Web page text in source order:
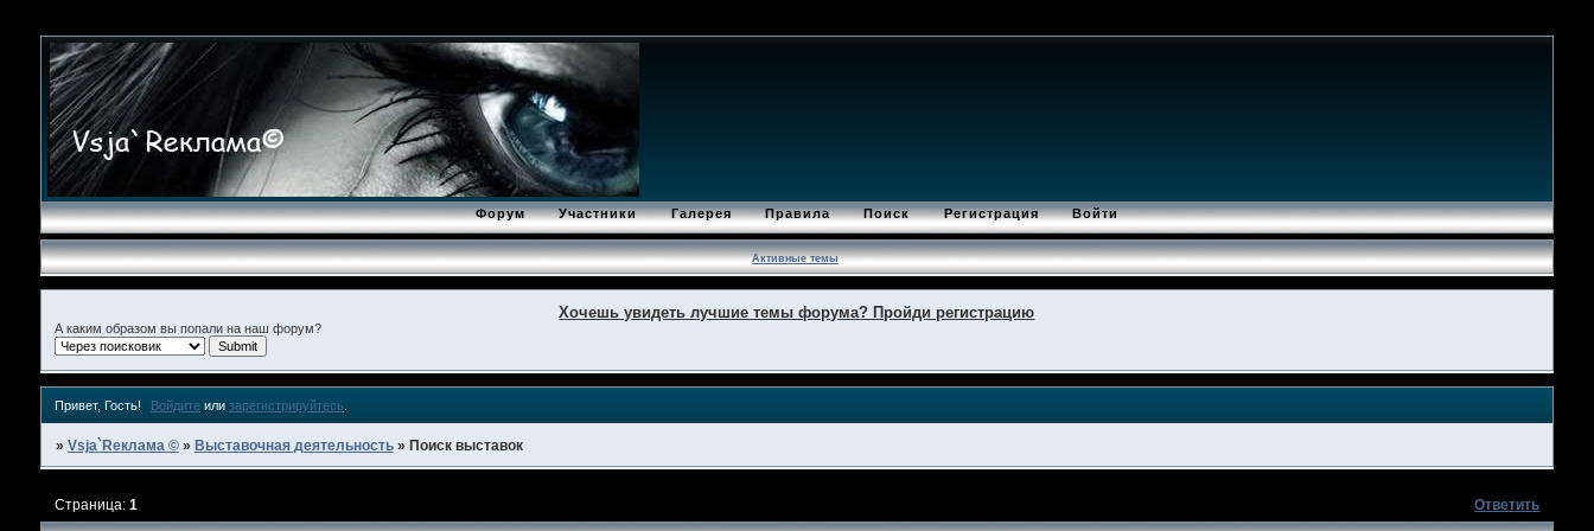
Форум Участники Галерея Правила Поиск Регистрация Войти
Активные темы
Хочешь увидеть лучшие темы форума? Пройди регистрацию
А каким образом вы попали на наш форум?
Привет, Гость! Войдите или зарегистрируйтесь
» Vsja`Rеклама © » Выставочная деятельность » Поиск выставок
Страница: 1 Ответить